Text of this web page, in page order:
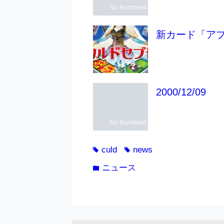
No thumbnail
新カード「ア
No thumbnail
2000/12/09
tag culd tag news
folder ニュース